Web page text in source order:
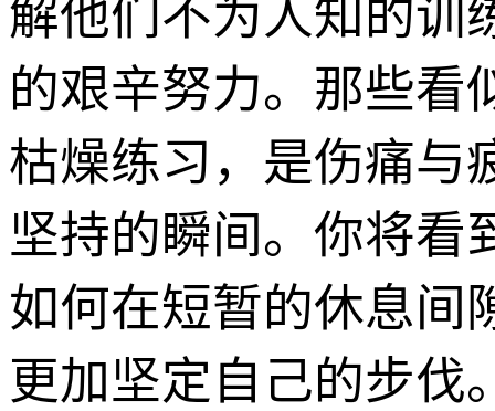
解他们不为人知的训
的艰辛努力。那些看
枯燥练习，是伤痛与
坚持的瞬间。你将看
如何在短暂的休息间
更加坚定自己的步伐